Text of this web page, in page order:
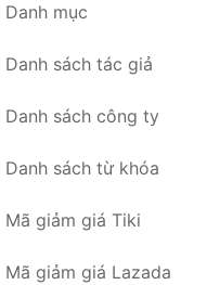
Danh mục
Danh sách tác giả
Danh sách công ty
Danh sách từ khóa
Mã giảm giá Tiki
Mã giảm giá Lazada